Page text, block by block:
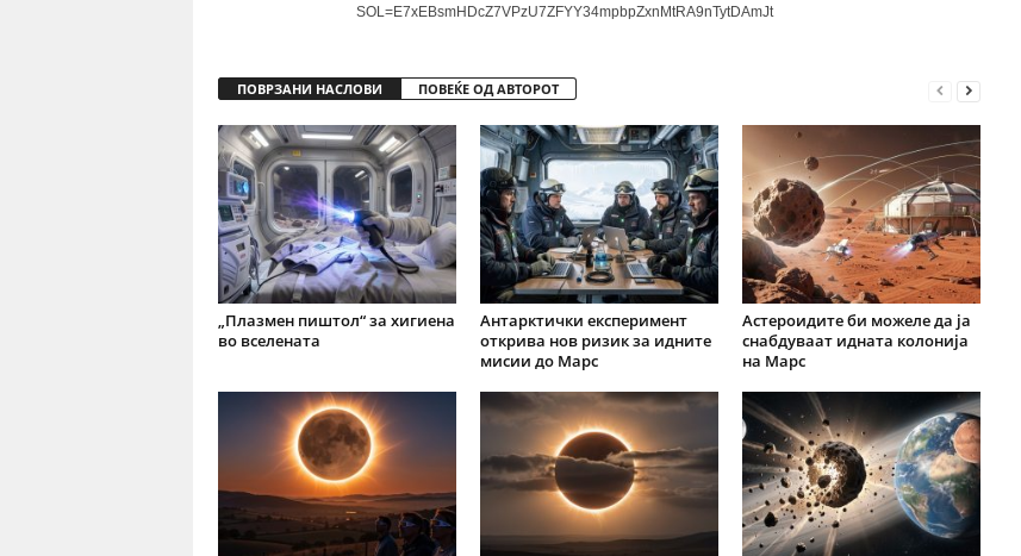
SOL=E7xEBsmHDcZ7VPzU7ZFYY34mpbpZxnMtRA9nTytDAmJt
ПОВРЗАНИ НАСЛОВИ ПОВЕЌЕ ОД АВТОРОТ
„Плазмен пиштол“ за хигиена
во вселената
Антарктички експеримент
открива нов ризик за идните
мисии до Марс
Астероидите би можеле да ја
снабдуваат идната колонија
на Марс